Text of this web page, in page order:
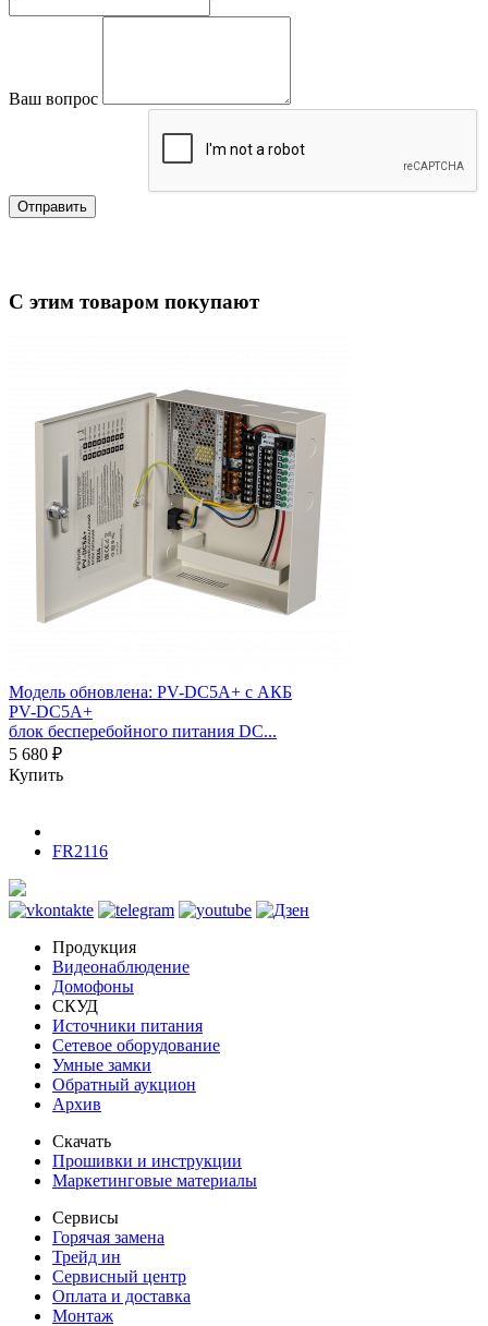
Ваш вопрос
Отправить
С этим товаром покупают
Модель обновлена: PV-DC5A+ с АКБ
PV-DC5A+
блок бесперебойного питания DC...
5 680 ₽
Купить
FR2116
Продукция
Видеонаблюдение
Домофоны
СКУД
Источники питания
Сетевое оборудование
Умные замки
Обратный аукцион
Архив
Скачать
Прошивки и инструкции
Маркетинговые материалы
Сервисы
Горячая замена
Трейд ин
Сервисный центр
Оплата и доставка
Монтаж